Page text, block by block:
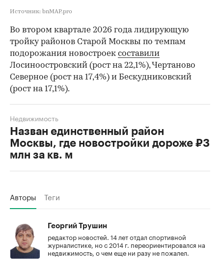
Источник: bnMAP.pro
Во втором квартале 2026 года лидирующую
тройку районов Старой Москвы по темпам
подорожания новостроек составили
Лосиноостровский (рост на 22,1%), Чертаново
Северное (рост на 17,4%) и Бескудниковский
(рост на 17,1%).
Назван единственный район
Москвы, где новостройки дороже ₽3
млн за кв. м
Недвижимость
Авторы Теги
Георгий Трушин
редактор новостей. 14 лет отдал спортивной
журналистике, но с 2014 г. переориентировался на
недвижимость, о чем еще ни разу не пожалел.